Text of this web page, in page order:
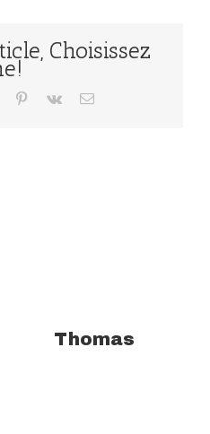
Choisissez
Tumblr Pinterest
Vk Email
Thomas